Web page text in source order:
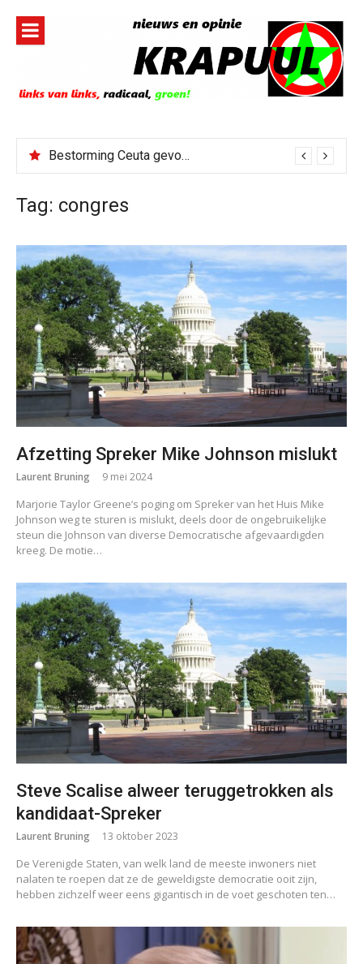
inhoud
Bestorming Ceuta gevolg van op sociale media verspreide hoax?
Tag: congres
Afzetting Spreker Mike Johnson mislukt
Laurent Bruning 9 mei 2024
Marjorie Taylor Greene’s poging om Spreker van het Huis Mike
Johnson weg te sturen is mislukt, deels door de ongebruikelijke
steun die Johnson van diverse Democratische afgevaardigden
kreeg. De motie…
Steve Scalise alweer teruggetrokken als
kandidaat-Spreker
Laurent Bruning 13 oktober 2023
De Verenigde Staten, van welk land de meeste inwoners niet
nalaten te roepen dat ze de geweldigste democratie ooit zijn,
hebben zichzelf weer eens gigantisch in de voet geschoten ten…